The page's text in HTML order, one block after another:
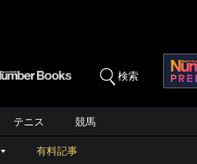
検索
テニス 競馬
有料記事